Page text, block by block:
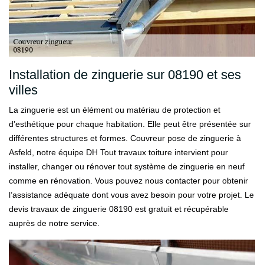
Installation de zinguerie sur 08190 et ses
villes
La zinguerie est un élément ou matériau de protection et
d’esthétique pour chaque habitation. Elle peut être présentée sur
différentes structures et formes. Couvreur pose de zinguerie à
Asfeld, notre équipe DH Tout travaux toiture intervient pour
installer, changer ou rénover tout système de zinguerie en neuf
comme en rénovation. Vous pouvez nous contacter pour obtenir
l’assistance adéquate dont vous avez besoin pour votre projet. Le
devis travaux de zinguerie 08190 est gratuit et récupérable
auprès de notre service.